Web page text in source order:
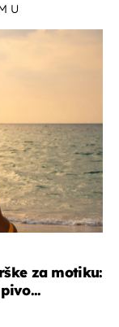
za motiku: